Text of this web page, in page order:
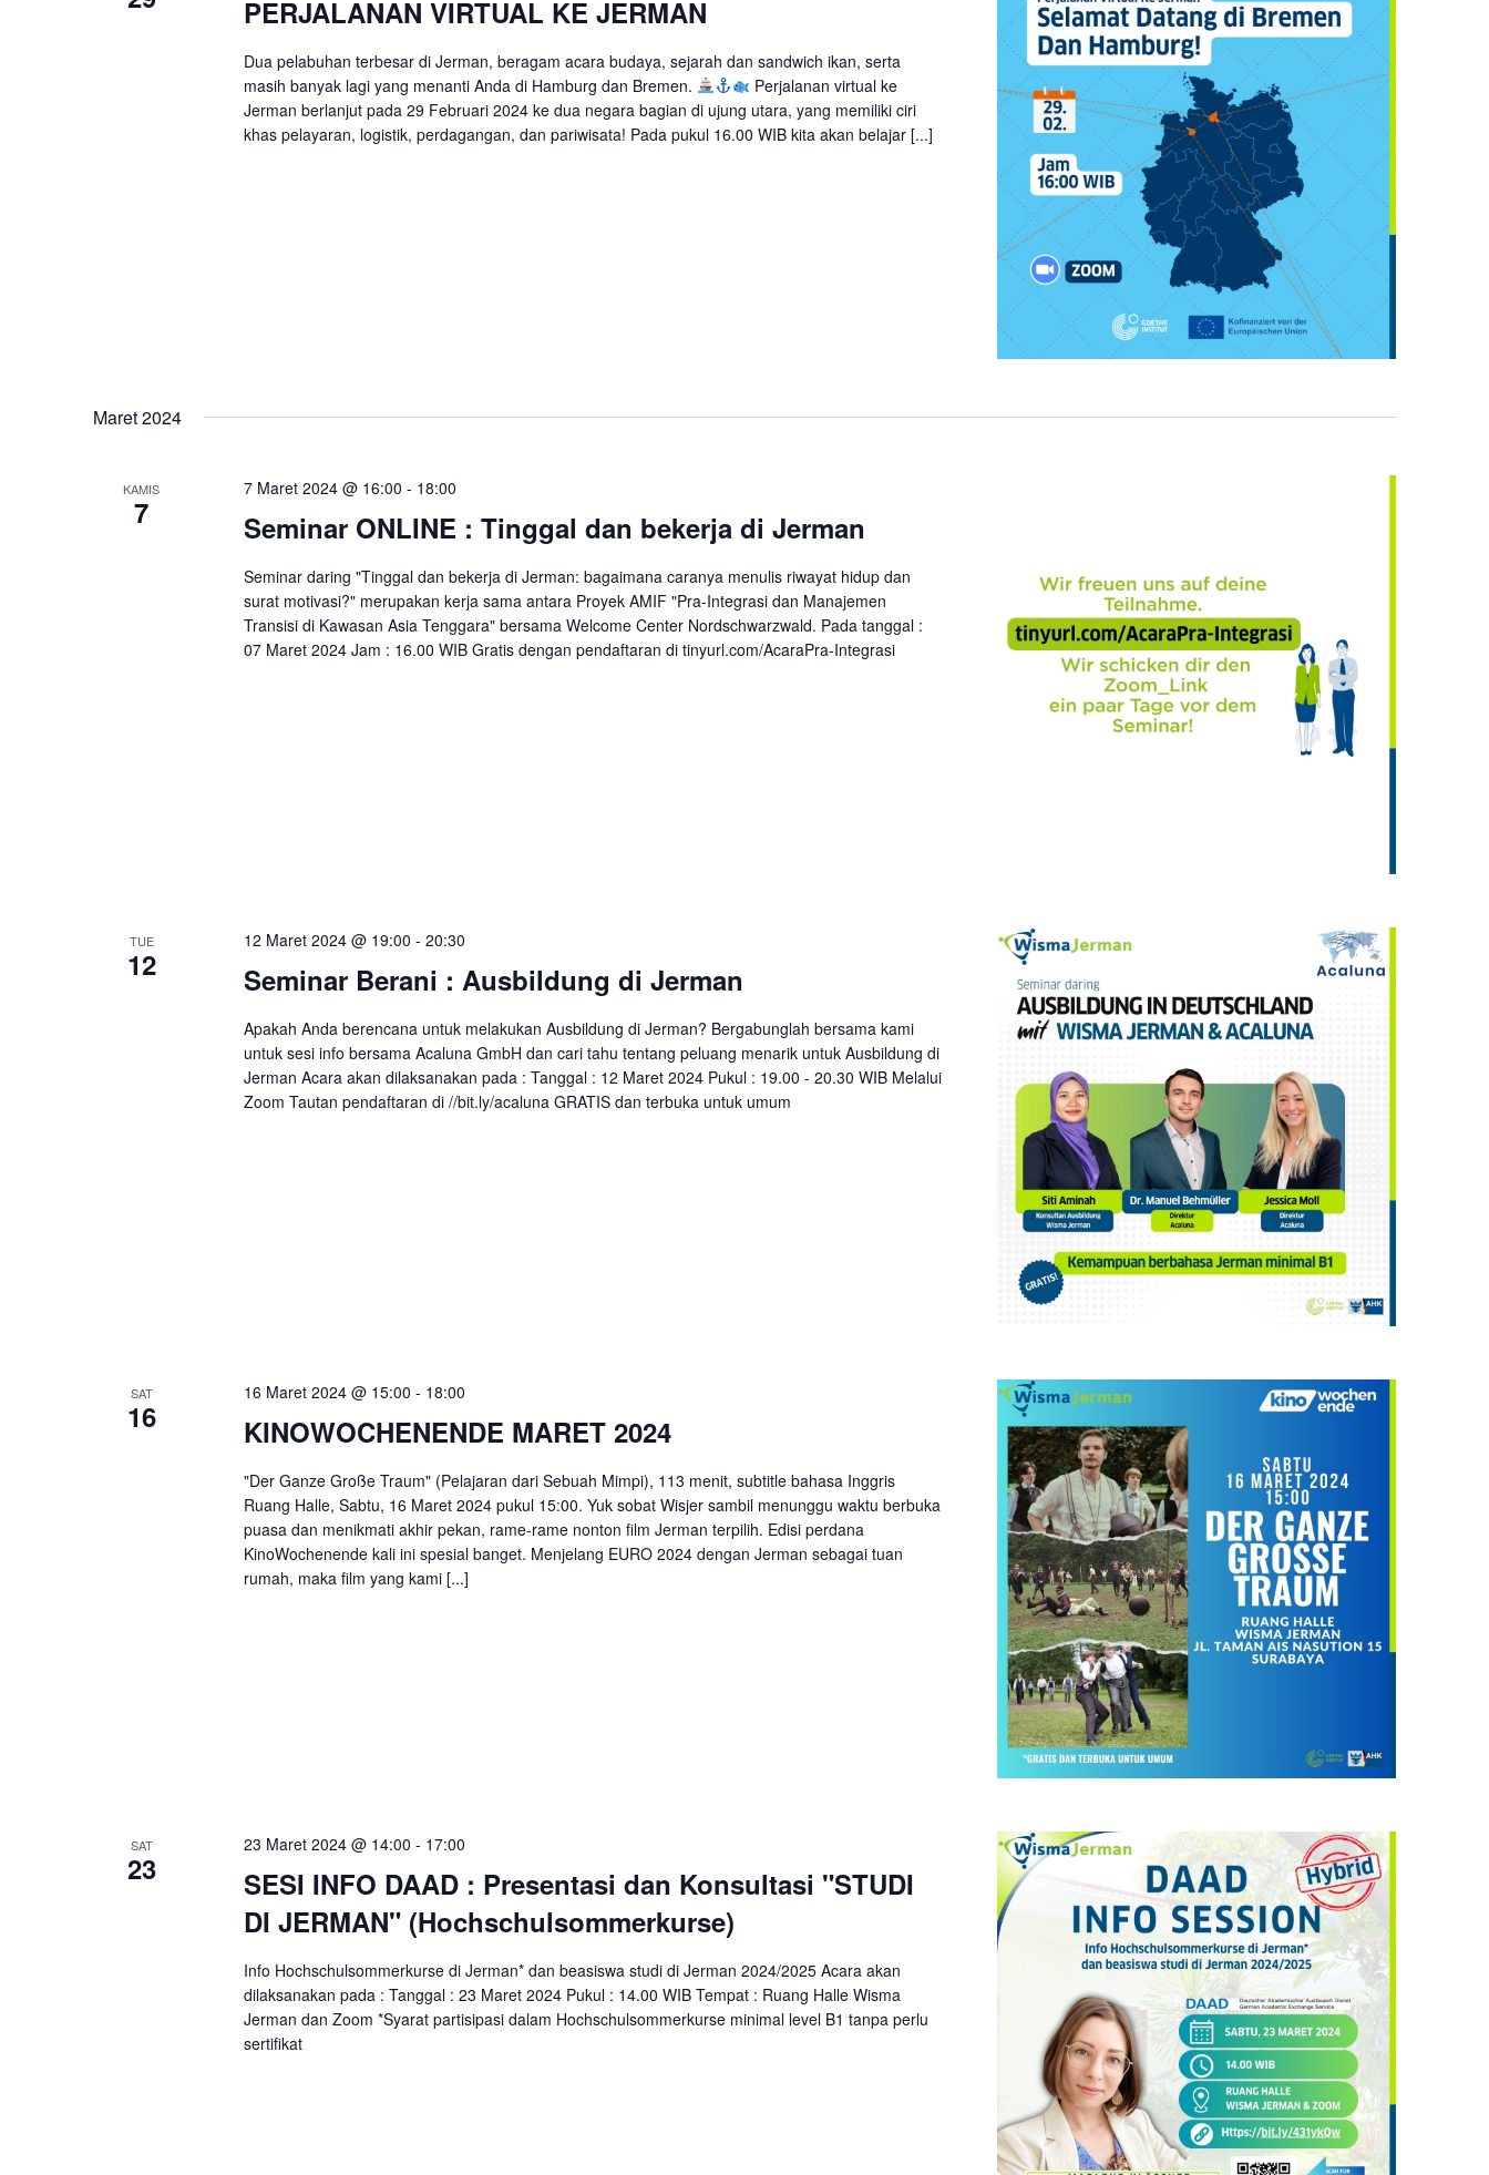
PERJALANAN VIRTUAL KE JERMAN
Dua pelabuhan terbesar di Jerman, beragam acara budaya, sejarah dan sandwich ikan, serta
masih banyak lagi yang menanti Anda di Hamburg dan Bremen.
Perjalanan virtual ke
Jerman berlanjut pada 29 Februari 2024 ke dua negara bagian di ujung utara, yang memiliki ciri
khas pelayaran, logistik, perdagangan, dan pariwisata! Pada pukul 16.00 WIB kita akan belajar [...]
Maret 2024
KAMIS
7
7 Maret 2024 @ 16:00 - 18:00
Seminar ONLINE : Tinggal dan bekerja di Jerman
Seminar daring "Tinggal dan bekerja di Jerman: bagaimana caranya menulis riwayat hidup dan
surat motivasi?" merupakan kerja sama antara Proyek AMIF "Pra-Integrasi dan Manajemen
Transisi di Kawasan Asia Tenggara" bersama Welcome Center Nordschwarzwald. Pada tanggal :
07 Maret 2024 Jam : 16.00 WIB Gratis dengan pendaftaran di tinyurl.com/AcaraPra-Integrasi
TUE
12
12 Maret 2024 @ 19:00 - 20:30
Seminar Berani : Ausbildung di Jerman
Apakah Anda berencana untuk melakukan Ausbildung di Jerman? Bergabunglah bersama kami
untuk sesi info bersama Acaluna GmbH dan cari tahu tentang peluang menarik untuk Ausbildung di
Jerman Acara akan dilaksanakan pada : Tanggal : 12 Maret 2024 Pukul : 19.00 - 20.30 WIB Melalui
Zoom Tautan pendaftaran di //bit.ly/acaluna GRATIS dan terbuka untuk umum
SAT
16
16 Maret 2024 @ 15:00 - 18:00
KINOWOCHENENDE MARET 2024
"Der Ganze Große Traum" (Pelajaran dari Sebuah Mimpi), 113 menit, subtitle bahasa Inggris
Ruang Halle, Sabtu, 16 Maret 2024 pukul 15:00. Yuk sobat Wisjer sambil menunggu waktu berbuka
puasa dan menikmati akhir pekan, rame-rame nonton film Jerman terpilih. Edisi perdana
KinoWochenende kali ini spesial banget. Menjelang EURO 2024 dengan Jerman sebagai tuan
rumah, maka film yang kami [...]
SAT
23
23 Maret 2024 @ 14:00 - 17:00
SESI INFO DAAD : Presentasi dan Konsultasi "STUDI
DI JERMAN" (Hochschulsommerkurse)
Info Hochschulsommerkurse di Jerman* dan beasiswa studi di Jerman 2024/2025 Acara akan
dilaksanakan pada : Tanggal : 23 Maret 2024 Pukul : 14.00 WIB Tempat : Ruang Halle Wisma
Jerman dan Zoom *Syarat partisipasi dalam Hochschulsommerkurse minimal level B1 tanpa perlu
sertifikat